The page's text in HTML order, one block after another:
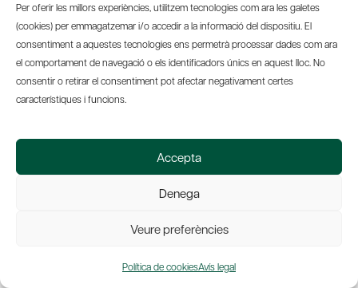
Per oferir les millors experiències, utilitzem tecnologies com ara les galetes
(cookies) per emmagatzemar i/o accedir a la informació del dispositiu. El
consentiment a aquestes tecnologies ens permetrà processar dades com ara
el comportament de navegació o els identificadors únics en aquest lloc. No
consentir o retirar el consentiment pot afectar negativament certes
característiques i funcions.
Accepta
Denega
Veure preferències
Política de cookiesAvís legal
estar al dia de tot el que fem. Pots
rebre elbutlletí d’Amics del Paísi
deBarcelona Tribuna, amb
informació sobre les nostres
activitats i notícies destacades, les
convocatòries i novetats de les
Anar a la subscripció